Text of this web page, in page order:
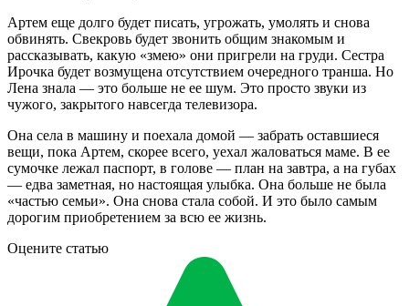
Артем еще долго будет писать, угрожать, умолять и снова
обвинять. Свекровь будет звонить общим знакомым и
рассказывать, какую «змею» они пригрели на груди. Сестра
Ирочка будет возмущена отсутствием очередного транша. Но
Лена знала — это больше не ее шум. Это просто звуки из
чужого, закрытого навсегда телевизора.
Она села в машину и поехала домой — забрать оставшиеся
вещи, пока Артем, скорее всего, уехал жаловаться маме. В ее
сумочке лежал паспорт, в голове — план на завтра, а на губах
— едва заметная, но настоящая улыбка. Она больше не была
«частью семьи». Она снова стала собой. И это было самым
дорогим приобретением за всю ее жизнь.
Оцените статью